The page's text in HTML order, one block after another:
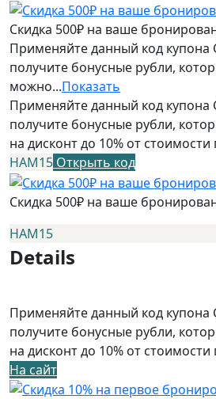
Скидка 500₽ на ваше
Применяйте данный код купона
получите бонусные рубли,
можно...Показать
Применяйте данный код купона
получите бонусные рубли,
на дисконт до 10% от
НАМ15 Открыть код
Скидка 500₽ на ваше
НАМ15
Details
Применяйте данный код купона
получите бонусные рубли,
на дисконт до 10% от
На сайт